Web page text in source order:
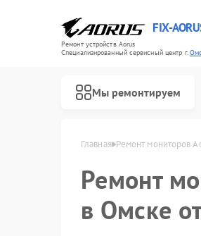
FIX-
Ремонт устройств Aorus
Специализированный cервисный центр г.
Мы ремонтируем
Главная Ремонт мониторов
Ремонт
в Омске